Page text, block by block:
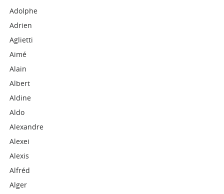
Adolphe
Adrien
Aglietti
Aimé
Alain
Albert
Aldine
Aldo
Alexandre
Alexei
Alexis
Alfréd
Alger